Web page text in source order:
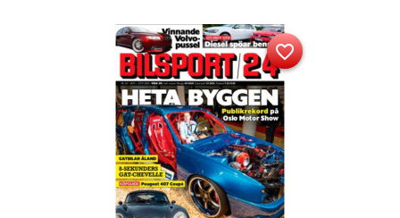
favorite_border